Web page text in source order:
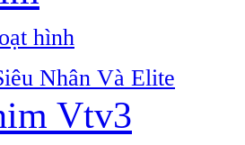
hình
Nhân Và Elite
Vtv3